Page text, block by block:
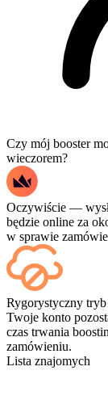
Czy mój booster
wieczorem?
Oczywiście —
będzie online za
w sprawie
Tak — każdy
zakończeniu, a jeśli
Streaming przy
Rygorystyczny
Twoje konto
czas trwania
zamówieniu.
Lista znajomych